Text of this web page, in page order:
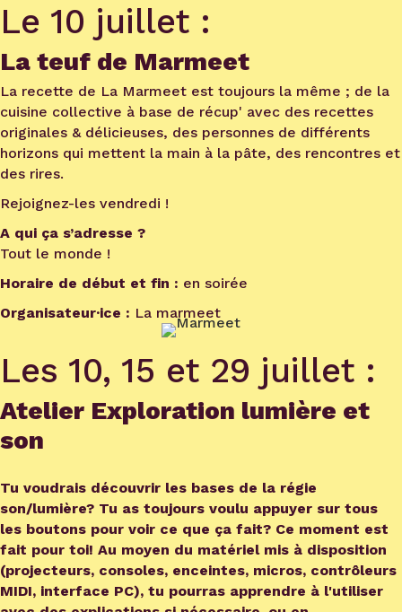
Le 10 juillet :
La teuf de Marmeet
La recette de La Marmeet est toujours la même ; de la
cuisine collective à base de récup' avec des recettes
originales & délicieuses, des personnes de différents
horizons qui mettent la main à la pâte, des rencontres et
des rires.
Rejoignez-les vendredi !
A qui ça s’adresse ?
Tout le monde !
Horaire de début et fin : en soirée
Organisateur·ice : La marmeet
Les 10, 15 et 29 juillet :
Atelier Exploration lumière et
son
Tu voudrais découvrir les bases de la régie
son/lumière? Tu as toujours voulu appuyer sur tous
les boutons pour voir ce que ça fait? Ce moment est
fait pour toi! Au moyen du matériel mis à disposition
(projecteurs, consoles, enceintes, micros, contrôleurs
MIDI, interface PC), tu pourras apprendre à l'utiliser